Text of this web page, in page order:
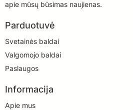
apie mūsų būsimas naujienas.
Parduotuvė
Svetainės baldai
Valgomojo baldai
Paslaugos
Informacija
Apie mus